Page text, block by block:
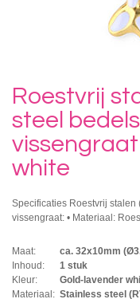
Roestvrij
steel
white
Specificaties Roestvrij
vissengraat: • Materiaal:
Maat:
ca. 32x10mm
Inhoud:
1 stuk
Kleur:
Gold-lavender
Materiaal: Stainless steel